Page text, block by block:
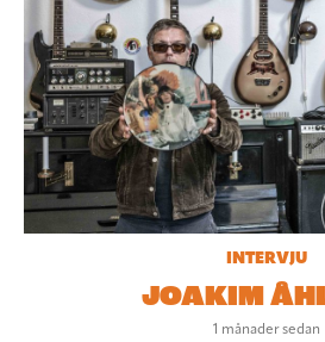
INTERVJU
JOAKIM
1 månader sedan